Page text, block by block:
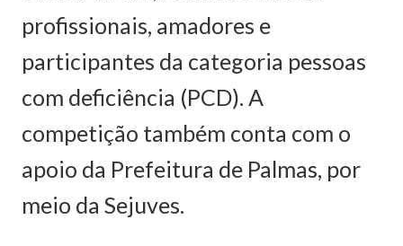
profissionais, amadores e
participantes da categoria pessoas
com deficiência (PCD). A
competição também conta com o
apoio da Prefeitura de Palmas, por
meio da Sejuves.